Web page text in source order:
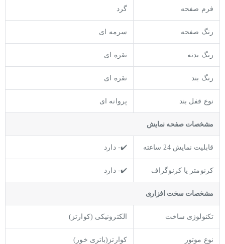
فرم صفحه گرد
رنگ صفحه سرمه ای
رنگ بدنه نقره ای
رنگ بند نقره ای
نوع قفل بند پروانه ای
مشخصات صفحه نمايش
قابلیت نمایش 24 ساعته ✔️- دارد
کرنومتر یا کرنوگراف ✔️- دارد
مشخصات سخت افزاری
تکنولوژی ساخت الکترونیکی (کوارتز)
نوع موتور کوارتز(باتری خور)